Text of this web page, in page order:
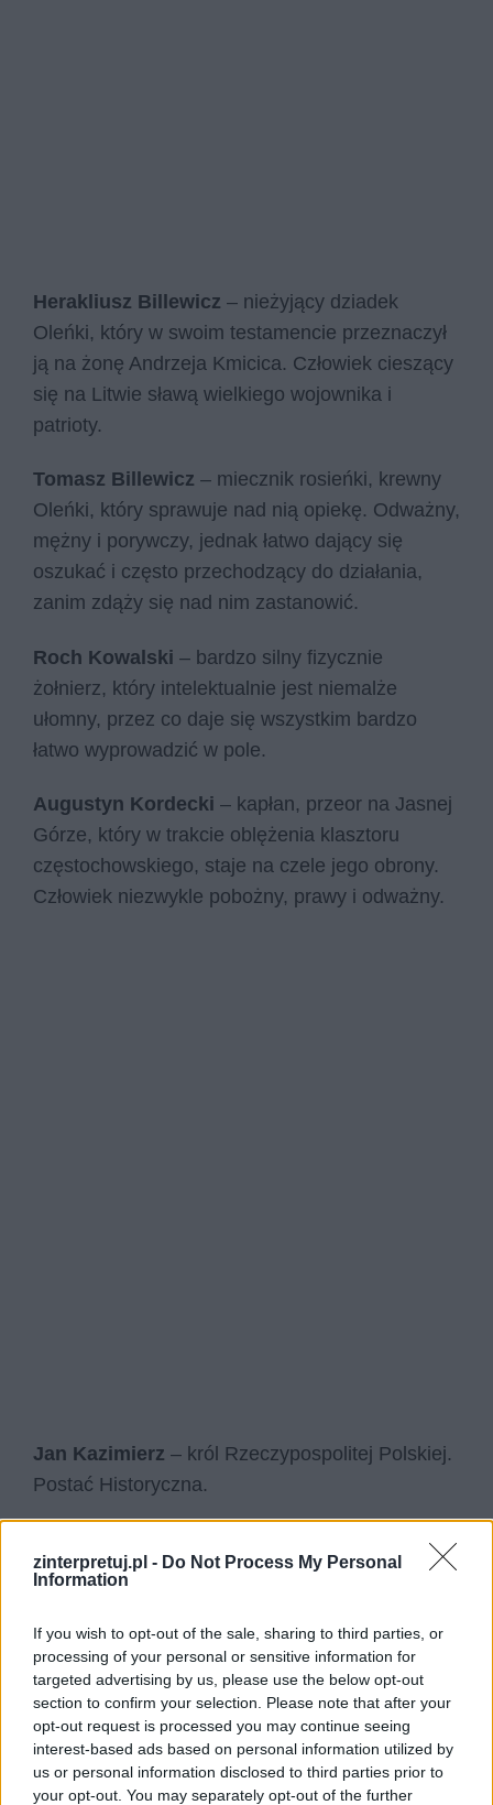
zinterpretuj.pl - Do Not Process My Personal
Information
If you wish to opt-out of the sale, sharing to third parties, or
processing of your personal or sensitive information for
targeted advertising by us, please use the below opt-out
section to confirm your selection. Please note that after your
opt-out request is processed you may continue seeing
interest-based ads based on personal information utilized by
us or personal information disclosed to third parties prior to
your opt-out. You may separately opt-out of the further
Herakliusz Billewicz – nieżyjący dziadek
Oleńki, który w swoim testamencie przeznaczył
ją na żonę Andrzeja Kmicica. Człowiek cieszący
się na Litwie sławą wielkiego wojownika i
patrioty.
Tomasz Billewicz – miecznik rosieńki, krewny
Oleńki, który sprawuje nad nią opiekę. Odważny,
mężny i porywczy, jednak łatwo dający się
oszukać i często przechodzący do działania,
zanim zdąży się nad nim zastanowić.
Roch Kowalski – bardzo silny fizycznie
żołnierz, który intelektualnie jest niemalże
ułomny, przez co daje się wszystkim bardzo
łatwo wyprowadzić w pole.
Augustyn Kordecki – kapłan, przeor na Jasnej
Górze, który w trakcie oblężenia klasztoru
częstochowskiego, staje na czele jego obrony.
Człowiek niezwykle pobożny, prawy i odważny.
Jan Kazimierz – król Rzeczypospolitej Polskiej.
Postać Historyczna.
– przestępcza rodzina, ojciec i dwóch
synów. To w ich kryjówce znajduje się i dochodzi
Bogusława. Są to ludzie kierujący się wyłącznie
chęcią zysku, nie liczący się z nikim, ani z
niczym. Nie mają zasad. Później jednak pod
wpływem Kmicica, biorą udział w ochronie króla
przed zamachem oddziału szwedzkiego. W
walce ginie stary Kiemlicz.